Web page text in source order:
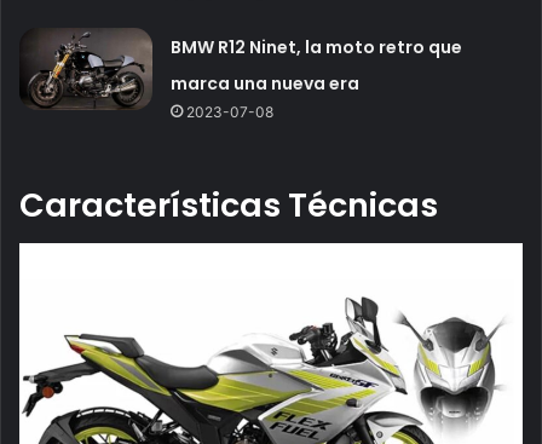
BMW R12 Ninet, la moto retro que
marca una nueva era
2023-07-08
Características Técnicas